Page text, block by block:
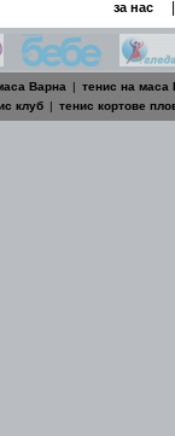
за нас
Варна | тенис на маса
клуб | тенис кортове